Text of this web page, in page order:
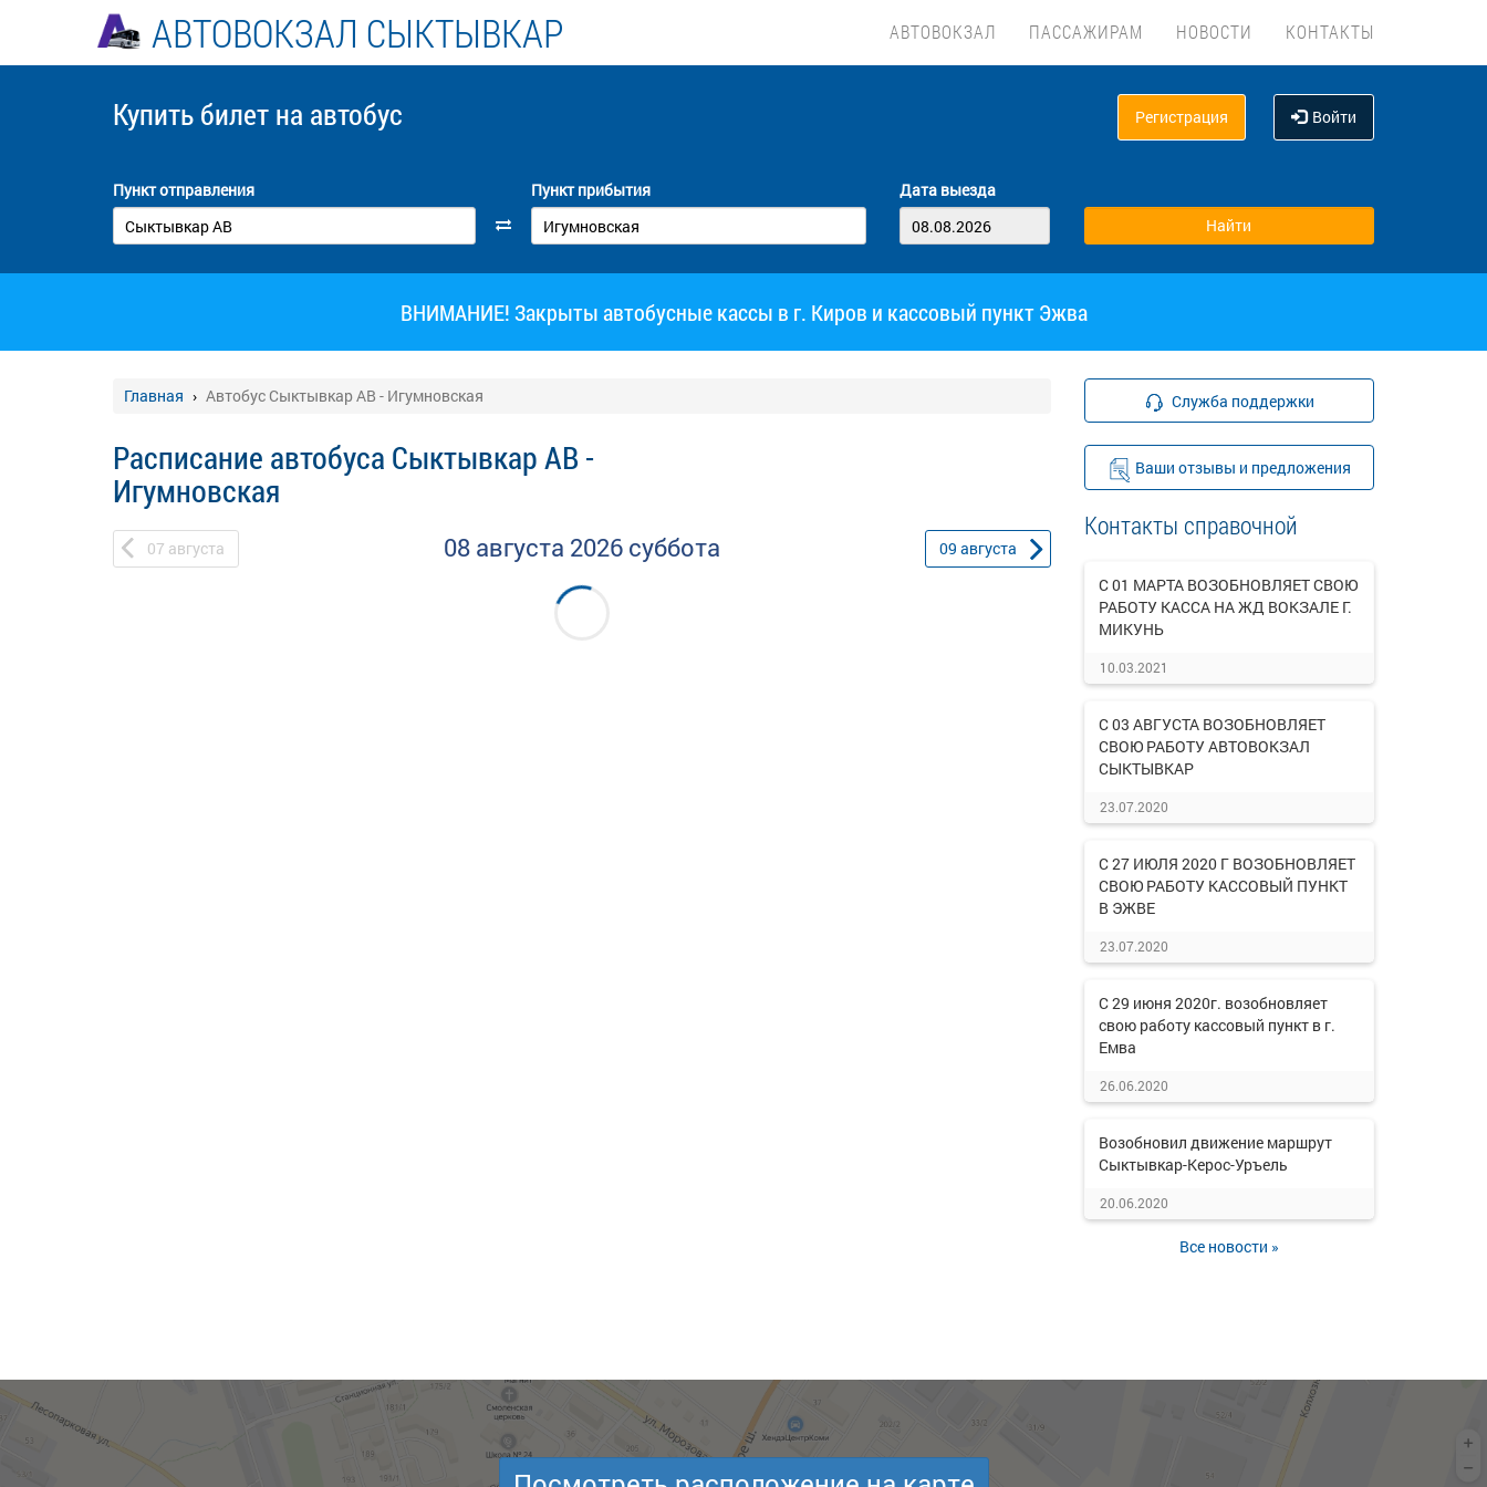
АВТОВОКЗАЛ СЫКТЫВКАР АВТОВОКЗАЛ ПАССАЖИРАМ НОВОСТИ КОНТАКТЫ
Купить билет на автобус Регистрация Войти
Пункт отправления Пункт прибытия Дата выезда
ВНИМАНИЕ! Закрыты автобусные кассы в г. Киров и кассовый пункт Эжва
Главная Автобус Сыктывкар АВ - Игумновская
Расписание автобуса Сыктывкар АВ -
Игумновская
07 августа 08 августа 2026 суббота 09 августа
Служба поддержки
Ваши отзывы и предложения
Контакты справочной
С 01 МАРТА ВОЗОБНОВЛЯЕТ СВОЮ
РАБОТУ КАССА НА ЖД ВОКЗАЛЕ Г.
МИКУНЬ
10.03.2021
С 03 АВГУСТА ВОЗОБНОВЛЯЕТ
СВОЮ РАБОТУ АВТОВОКЗАЛ
СЫКТЫВКАР
23.07.2020
С 27 ИЮЛЯ 2020 Г ВОЗОБНОВЛЯЕТ
СВОЮ РАБОТУ КАССОВЫЙ ПУНКТ
В ЭЖВЕ
23.07.2020
С 29 июня 2020г. возобновляет
свою работу кассовый пункт в г.
Емва
26.06.2020
Возобновил движение маршрут
Сыктывкар-Керос-Уръель
20.06.2020
Все новости »